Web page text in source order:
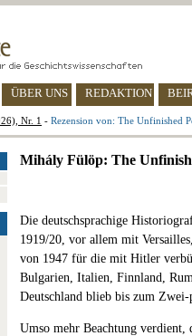
ÜBER UNS REDAKTION
Nr. 1 - Rezension von: The Unfinished
Mihály Fülöp: The
Die deutschsprachige
1919/20, vor allem mit
von 1947 für die mit Hitler
Bulgarien, Italien, Finnland,
Deutschland blieb bis zum
Umso mehr Beachtung